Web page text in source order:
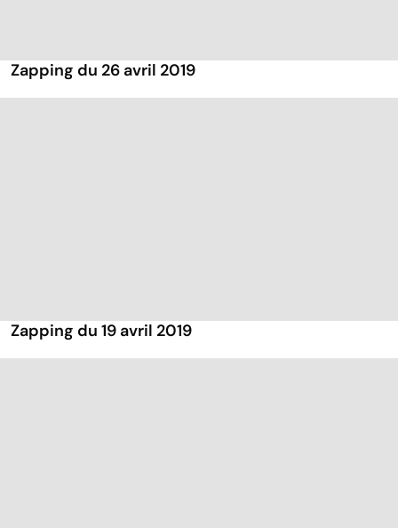
Zapping du 26 avril 2019
Zapping du 19 avril 2019